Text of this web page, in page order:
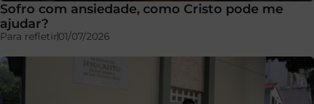
Sofro com ansiedade, como Cristo pode me
ajudar?
Para refletir01/07/2026